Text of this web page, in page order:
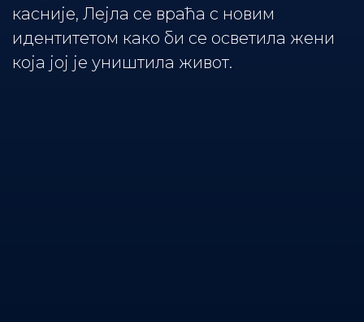
касније, Лејла се враћа с новим
идентитетом како би се осветила жени
која јој је уништила живот.